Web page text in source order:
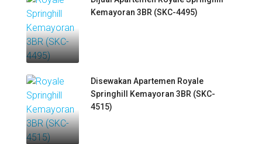
Kemayoran 3BR (SKC-4495)
Disewakan Apartemen Royale
Springhill Kemayoran 3BR (SKC-
4515)